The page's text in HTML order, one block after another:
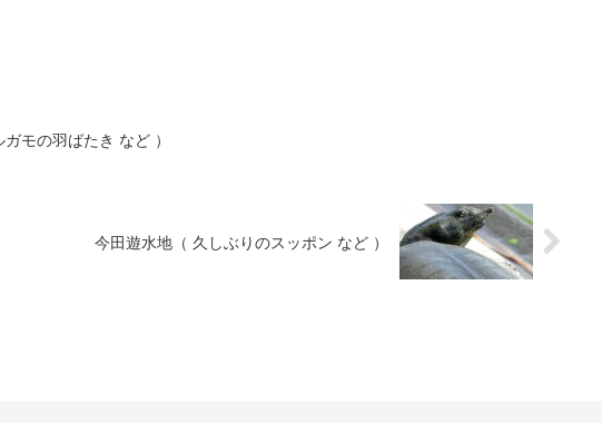
モの羽ばたき など ）
今田遊水地（ 久しぶりのスッポン など ）